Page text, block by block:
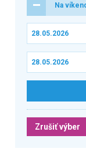
Na víkend
Zrušiť výber